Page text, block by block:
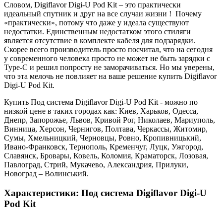
Словом, Digiflavor Digi-U Pod Kit – это практически
идеальный спутник и друг на все случаи жизни ! Почему
«практически», потому что даже у идеала существуют
недостатки. Единственным недостатком этого стиляги
является отсутствие в комплекте кабеля для подзарядки.
Скорее всего производитель просто посчитал, что на сегодня
у современного человека просто не может не быть зарядки с
Type-C и решил попросту не заморачиваться. Но мы уверены,
что эта мелочь не повлияет на ваше решение купить Digiflavor
Digi-U Pod Kit.
Купить Под система Digiflavor Digi-U Pod Kit - можно по
низкой цене в таких городах как: Киев, Харьков, Одесса,
Днепр, Запорожье, Львов, Кривой Рог, Николаев, Мариуполь,
Винница, Херсон, Чернигов, Полтава, Черкассы, Житомир,
Сумы, Хмельницкий, Черновцы, Ровно, Кропивницький,
Ивано-Франковск, Тернополь, Кременчуг, Луцк, Ужгород,
Славянск, Бровары, Ковель, Коломия, Краматорск, Лозовая,
Павлоград, Стрий, Мукачево, Александрия, Прилуки,
Новоград – Волинський.
Характеристики: Под система Digiflavor Digi-U
Pod Kit